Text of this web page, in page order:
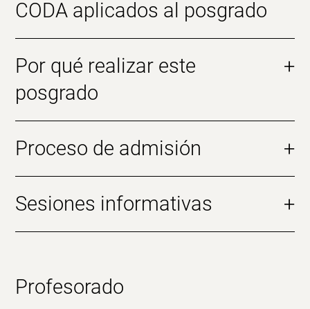
CODA aplicados al posgrado
Por qué realizar este
posgrado
+
Proceso de admisión +
Sesiones informativas +
Profesorado